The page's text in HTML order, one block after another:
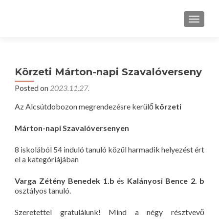
Körzeti Márton-napi Szavalóverseny
Posted on 2023.11.27.
Az Alcsútdobozon megrendezésre kerülő körzeti
Márton-napi Szavalóversenyen
8 iskolából 54 induló tanuló közül harmadik helyezést ért
el a kategóriájában
Varga Zétény Benedek 1.b és Kalányosi Bence 2. b
osztályos tanuló.
Szeretettel gratulálunk! Mind a négy résztvevő